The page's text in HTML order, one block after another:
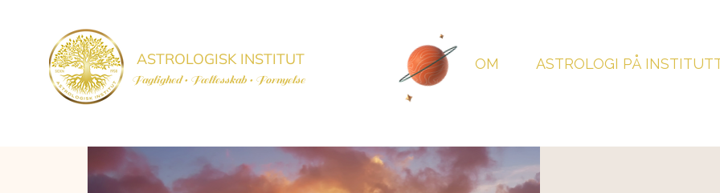
ASTROLOGISK INSTITUT
Faglighed • Fællesskab • Fornyelse
OM ASTROLOGI PÅ